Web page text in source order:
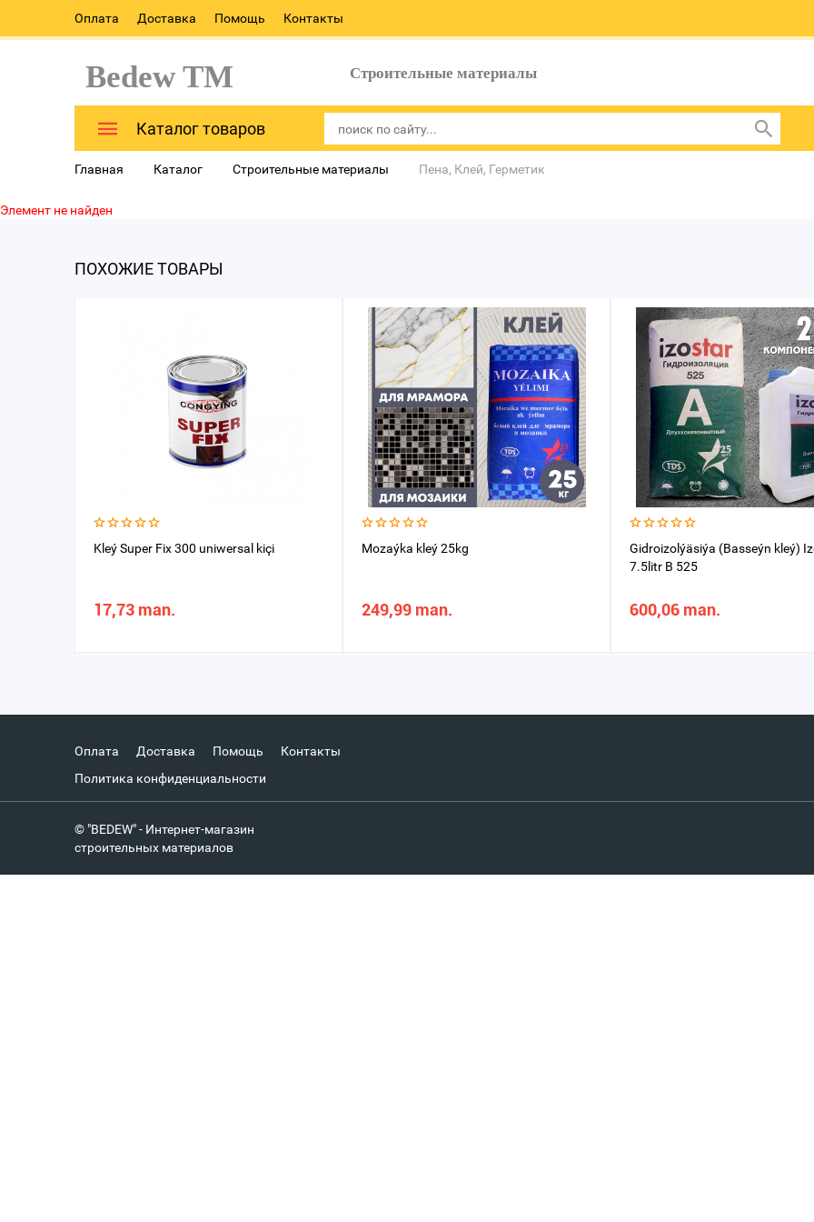
Оплата Доставка Помощь Контакты
Bedew TM Строительные материалы
Каталог товаров
Главная Каталог Строительные материалы Пена, Клей, Герметик
Элемент не найден
ПОХОЖИЕ ТОВАРЫ
Kleý Super Fix 300 uniwersal kiçi
17,73 man.
Mozaýka kleý 25kg
249,99 man.
Gidroizolýäsiýa (Basseýn kleý)
7.5litr B 525
600,06 man.
Оплата Доставка Помощь
Контакты
Политика конфиденциальности
© "BEDEW" - Интернет-магазин
строительных материалов